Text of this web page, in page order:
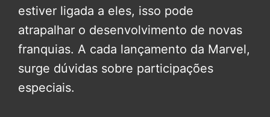
estiver ligada a eles, isso pode
atrapalhar o desenvolvimento de novas
franquias. A cada lançamento da Marvel,
surge dúvidas sobre participações
especiais.